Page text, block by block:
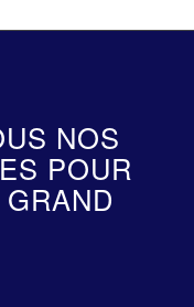
NOS
POUR